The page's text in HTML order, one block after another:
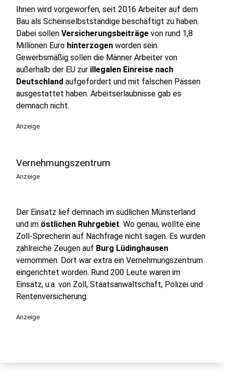
Ihnen wird vorgeworfen, seit 2016 Arbeiter auf dem
Bau als Scheinselbstständige beschäftigt zu haben.
Dabei sollen Versicherungsbeiträge von rund 1,8
Millionen Euro hinterzogen worden sein.
Gewerbsmäßig sollen die Männer Arbeiter von
außerhalb der EU zur illegalen Einreise nach
Deutschland aufgefordert und mit falschen Pässen
ausgestattet haben. Arbeitserlaubnisse gab es
demnach nicht.
Anzeige
Vernehmungszentrum
Anzeige
Der Einsatz lief demnach im südlichen Münsterland
und im östlichen Ruhrgebiet. Wo genau, wollte eine
Zoll-Sprecherin auf Nachfrage nicht sagen. Es wurden
zahlreiche Zeugen auf Burg Lüdinghausen
vernommen. Dort war extra ein Vernehmungszentrum
eingerichtet worden. Rund 200 Leute waren im
Einsatz, u.a. von Zoll, Staatsanwaltschaft, Polizei und
Rentenversicherung.
Anzeige